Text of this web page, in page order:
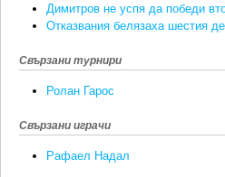
Димитров не успя да победи
Отказвания белязаха шестия
Свързани турнири
Ролан Гарос
Свързани играчи
Рафаел Надал